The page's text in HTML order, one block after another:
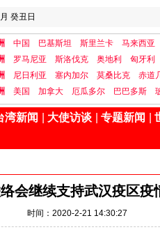
癸丑日
中国 巴基斯坦 斯里兰卡 马来西亚
罗马尼亚 斯洛伐克 奥地利 匈牙利
尼日利亚 塞内加尔 莫桑比克 赤道
美国 加拿大 厄瓜多尔 巴巴多斯
湾新闻 大使访谈 专题新闻
会继续支持武汉疫区疫
时间：2020-2-21 14:30:27